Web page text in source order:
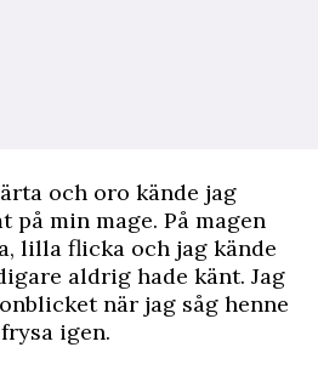
och oro kände jag
min mage. På magen
lilla flicka och jag kände
aldrig hade känt. Jag
när jag såg henne
igen.